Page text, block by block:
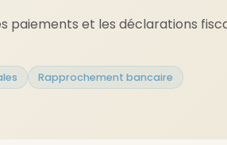
paiements et les déclarations
Rapprochement bancaire